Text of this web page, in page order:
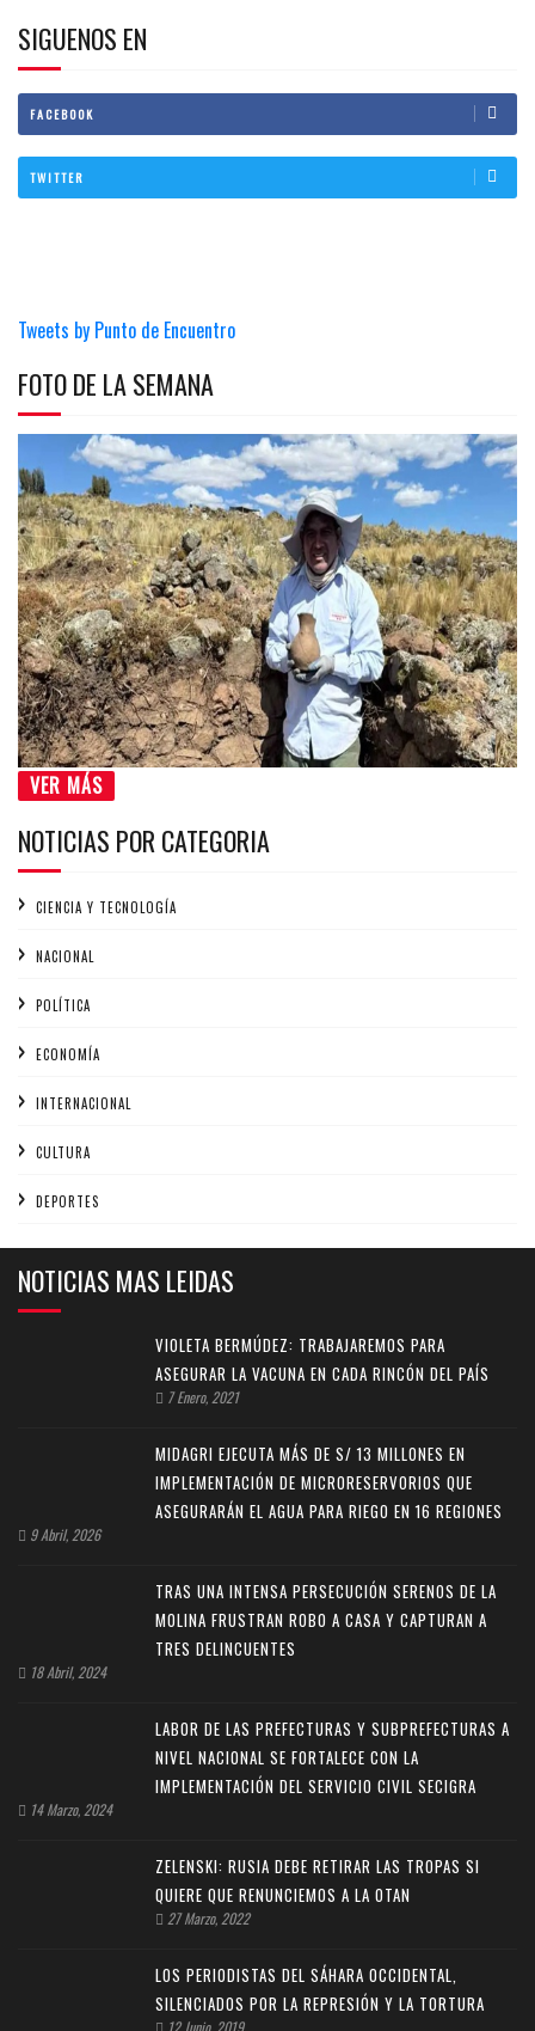
SIGUENOS EN
FACEBOOK
TWITTER
Tweets by Punto de Encuentro
FOTO DE LA SEMANA
VER MÁS
NOTICIAS POR CATEGORIA
CIENCIA Y TECNOLOGÍA
NACIONAL
POLÍTICA
ECONOMÍA
INTERNACIONAL
CULTURA
DEPORTES
NOTICIAS MAS LEIDAS
VIOLETA BERMÚDEZ: TRABAJAREMOS PARA
ASEGURAR LA VACUNA EN CADA RINCÓN DEL PAÍS
7 Enero, 2021
MIDAGRI EJECUTA MÁS DE S/ 13 MILLONES EN
IMPLEMENTACIÓN DE MICRORESERVORIOS QUE
ASEGURARÁN EL AGUA PARA RIEGO EN 16 REGIONES
9 Abril, 2026
TRAS UNA INTENSA PERSECUCIÓN SERENOS DE LA
MOLINA FRUSTRAN ROBO A CASA Y CAPTURAN A
TRES DELINCUENTES
18 Abril, 2024
LABOR DE LAS PREFECTURAS Y SUBPREFECTURAS A
NIVEL NACIONAL SE FORTALECE CON LA
IMPLEMENTACIÓN DEL SERVICIO CIVIL SECIGRA
14 Marzo, 2024
ZELENSKI: RUSIA DEBE RETIRAR LAS TROPAS SI
QUIERE QUE RENUNCIEMOS A LA OTAN
27 Marzo, 2022
LOS PERIODISTAS DEL SÁHARA OCCIDENTAL,
SILENCIADOS POR LA REPRESIÓN Y LA TORTURA